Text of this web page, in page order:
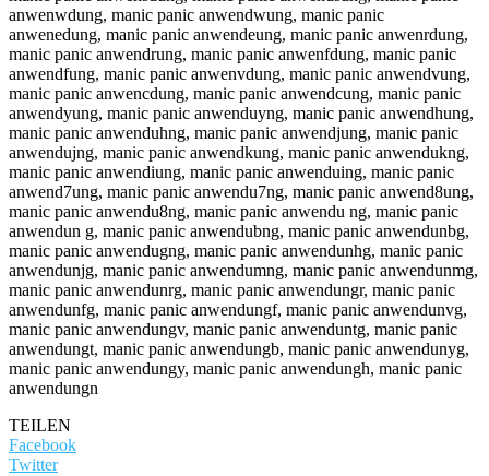
anwenwdung, manic panic anwendwung, manic panic
anwenedung, manic panic anwendeung, manic panic anwenrdung,
manic panic anwendrung, manic panic anwenfdung, manic panic
anwendfung, manic panic anwenvdung, manic panic anwendvung,
manic panic anwencdung, manic panic anwendcung, manic panic
anwendyung, manic panic anwenduyng, manic panic anwendhung,
manic panic anwenduhng, manic panic anwendjung, manic panic
anwendujng, manic panic anwendkung, manic panic anwendukng,
manic panic anwendiung, manic panic anwenduing, manic panic
anwend7ung, manic panic anwendu7ng, manic panic anwend8ung,
manic panic anwendu8ng, manic panic anwendu ng, manic panic
anwendun g, manic panic anwendubng, manic panic anwendunbg,
manic panic anwendugng, manic panic anwendunhg, manic panic
anwendunjg, manic panic anwendumng, manic panic anwendunmg,
manic panic anwendunrg, manic panic anwendungr, manic panic
anwendunfg, manic panic anwendungf, manic panic anwendunvg,
manic panic anwendungv, manic panic anwenduntg, manic panic
anwendungt, manic panic anwendungb, manic panic anwendunyg,
manic panic anwendungy, manic panic anwendungh, manic panic
anwendungn
TEILEN
Facebook
Twitter